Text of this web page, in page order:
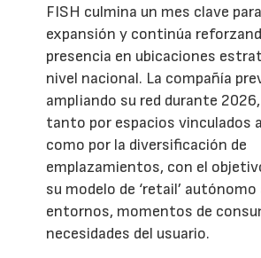
FISH culmina un mes clave
expansión y continúa
presencia en ubicaciones
nivel nacional. La compañía
ampliando su red durante
tanto por espacios vinculados
como por la diversificación de
emplazamientos, con el
su modelo de ‘retail’
entornos, momentos de
necesidades del usuario.